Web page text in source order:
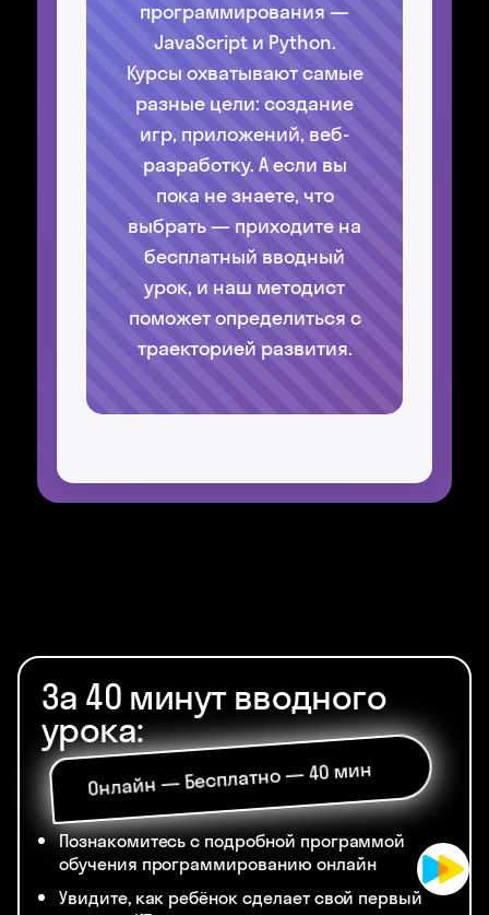
программирования —
JavaScript и Python.
Курсы охватывают самые
разные цели: создание
игр, приложений, веб-
разработку. А если вы
пока не знаете, что
выбрать — приходите на
бесплатный вводный
урок, и наш методист
поможет определиться с
траекторией развития.
За 40 минут вводного
урока:
Онлайн — Бесплатно — 40 мин
Познакомитесь с подробной программой
обучения программированию онлайн
Увидите, как ребёнок сделает свой первый